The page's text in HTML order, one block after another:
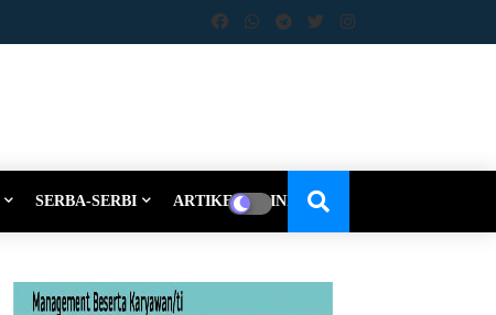
SERBA-SERBI ARTIKEL-OPINI